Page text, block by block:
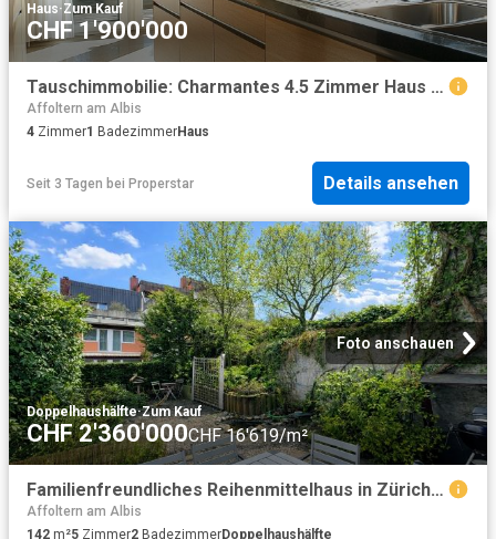
Haus·Zum Kauf
CHF 1'900'000
Tauschimmobilie: Charmantes 4.5 Zimmer Haus in Gattikon mit grossem Potenzial
Affoltern am Albis
4 Zimmer1 BadezimmerHaus
Seit 3 Tagen bei Properstar Details ansehen
Foto anschauen
Doppelhaushälfte·Zum Kauf
CHF 2'360'000CHF 16'619/m²
Familienfreundliches Reihenmittelhaus in Zürich Schwamendingen
Affoltern am Albis
142 m²5 Zimmer2 BadezimmerDoppelhaushälfte